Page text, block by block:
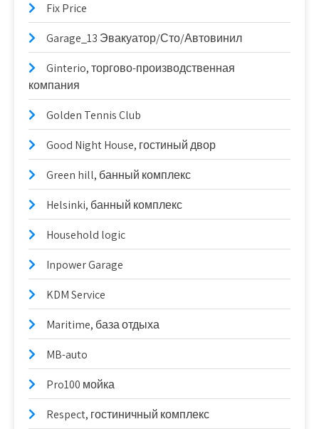
Fix Price
Garage_13 Эвакуатор/Сто/Автовинил
Ginterio, торгово-производственная
компания
Golden Tennis Club
Good Night House, гостиный двор
Green hill, банный комплекс
Helsinki, банный комплекс
Household logic
Inpower Garage
KDM Service
Maritime, база отдыха
MB-auto
Pro100 мойка
Respect, гостиничный комплекс